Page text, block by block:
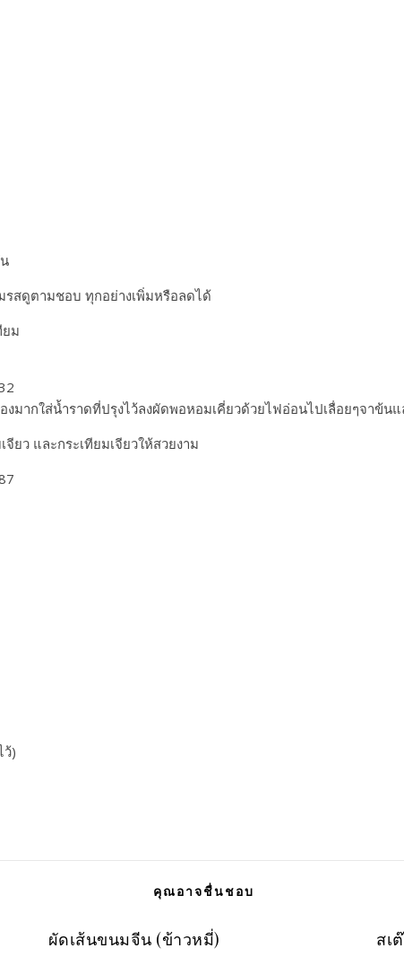
รสดูตามชอบ ทุกอย่างเพิ่มหรือลดได้
ยม
มากใส่น้ำราดที่ปรุงไว้ลงผัดพอหอมเคี่ยวด้วยไฟอ่อนไปเลื่อยๆจาข้น
ว และกระเทียมเจียวให้สวยงาม
)
คุณอาจชื่นชอบ
ผัดเส้นขนมจีน (ข้าวหมี่) สเ